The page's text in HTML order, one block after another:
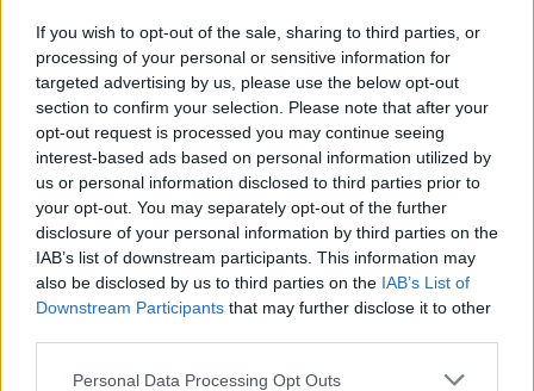
If you wish to opt-out of the sale, sharing to third parties, or
processing of your personal or sensitive information for
targeted advertising by us, please use the below opt-out
section to confirm your selection. Please note that after your
opt-out request is processed you may continue seeing
interest-based ads based on personal information utilized by
us or personal information disclosed to third parties prior to
your opt-out. You may separately opt-out of the further
disclosure of your personal information by third parties on the
IAB’s list of downstream participants. This information may
also be disclosed by us to third parties on the IAB’s List of
Downstream Participants that may further disclose it to other
Please note that this website/app uses one or more Google
Personal Data Processing Opt Outs
«Είμαστε βέβαιοι ότι αυτή η ιστορική ειρηνευτική
συμφωνία θα αποτελέσει μια ισχυρή βάση για
διαρκή ειρήνη», πρόσθεσε .
ΔΙΑΦΗΜΙΣΗ